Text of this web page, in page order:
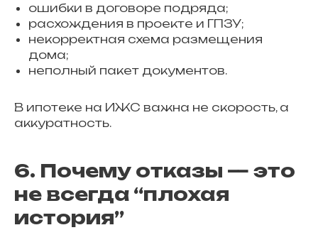
ошибки в договоре подряда;
расхождения в проекте и ГПЗУ;
некорректная схема размещения
дома;
неполный пакет документов.
В ипотеке на ИЖС важна не скорость, а
аккуратность.
6. Почему отказы — это
не всегда “плохая
история”